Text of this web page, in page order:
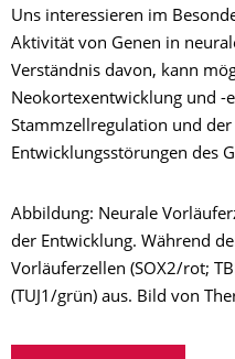
Uns interessieren im
Aktivität von Genen in
Verständnis davon, kann
Neokortexentwicklung und -
Stammzellregulation und der
Entwicklungsstörungen des
Abbildung: Neurale
der Entwicklung. Während
Vorläuferzellen (SOX2/rot;
(TUJ1/grün) aus. Bild von